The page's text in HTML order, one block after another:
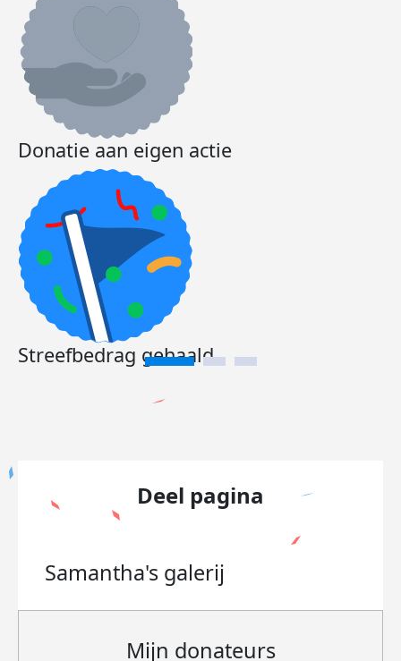
Donatie aan eigen actie
Streefbedrag gehaald
Deel pagina
Samantha's galerij
Mijn donateurs